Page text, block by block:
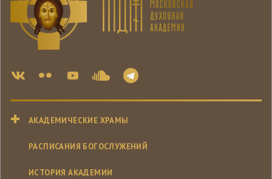
АКАДЕМИЧЕСКИЕ ХРАМЫ
РАСПИСАНИЯ БОГОСЛУЖЕНИЙ
ИСТОРИЯ АКАДЕМИИ